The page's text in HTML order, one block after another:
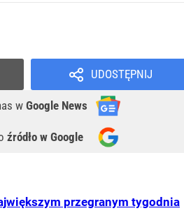
UDOSTĘPNIJ
w Google News
źródło w Google
przegranym tygodnia